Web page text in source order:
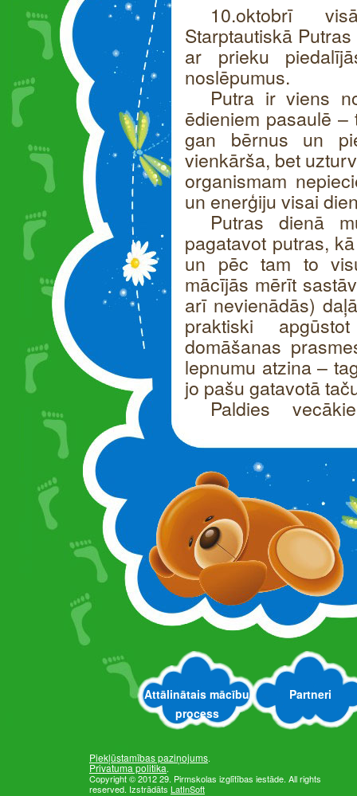
10.oktobrī
Starptautiskā
ar prieku
noslēpumus.
Putra ir viens
ēdieniem pasaulē
gan bērnus un
vienkārša, bet
organismam
un enerģiju visai
Putras dienā
pagatavot putras,
un pēc tam to
mācījās mērīt
arī nevienādās)
praktiski
domāšanas
lepnumu atzina –
jo pašu gatavotā
Paldies
Attālinātais mācību
process
Partneri
Piekļūstamības paziņojums.
Privatuma politika.
Copyright © 2012 29. Pirmskolas izglītības iestāde. All rights
reserved. Izstrādāts LatInSoft